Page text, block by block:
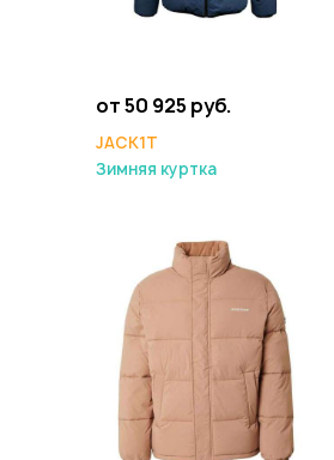
от 50 925 руб.
JACK1T
Зимняя куртка